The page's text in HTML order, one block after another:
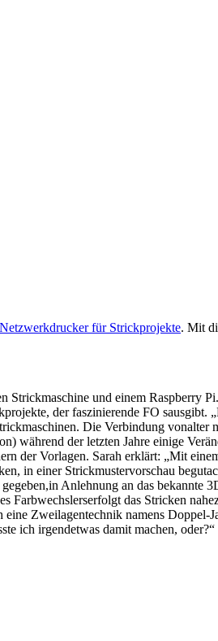
Netzwerkdrucker für Strickprojekte. Mit
und einem Raspberry
der faszinierende FO sausgibt.
Die Verbindung
während der letzten Jahre einige
der Vorlagen. Sarah erklärt: „Mit
in einer Strickmustervorschau
Anlehnung an das bekannte
Farbwechslerserfolgt das Stricken
Zweilagentechnik namens Doppel-
ich irgendetwas damit machen, oder?“